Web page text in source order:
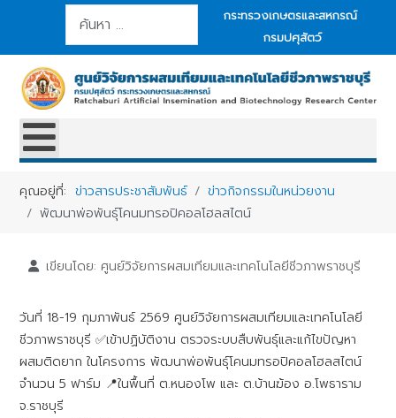
การค้นหา
กระทรวงเกษตรและสหกรณ์
กรมปศุสัตว์
คุณอยู่ที่:ข่าวสารประชาสัมพันธ์
ข่าวกิจกรรมในหน่วยงาน
พัฒนาพ่อพันธุ์โคนมทรอปิคอลโฮลสไตน์
เขียนโดย: ศูนย์วิจัยการผสมเทียมและเทคโนโลยีชีวภาพราชบุรี
วันที่ 18-19 กุมภาพันธ์ 2569 ศูนย์วิจัยการผสมเทียมและเทคโนโลยี
ชีวภาพราชบุรี ✅เข้าปฏิบัติงาน ตรวจระบบสืบพันธุ์และแก้ไขปัญหา
ผสมติดยาก ในโครงการ พัฒนาพ่อพันธุ์โคนมทรอปิคอลโฮลสไตน์
จำนวน 5 ฟาร์ม 📍ในพื้นที่ ต.หนองโพ และ ต.บ้านฆ้อง อ.โพธาราม
จ.ราชบุรี